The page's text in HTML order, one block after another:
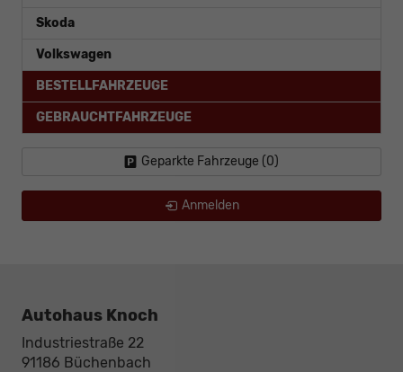
Skoda
Volkswagen
BESTELLFAHRZEUGE
GEBRAUCHTFAHRZEUGE
Geparkte Fahrzeuge (0)
Anmelden
Autohaus Knoch
Industriestraße 22
91186 Büchenbach